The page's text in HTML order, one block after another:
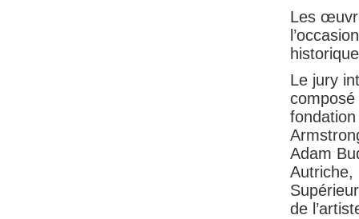
Les
Le jury
Adam
Autriche,
de